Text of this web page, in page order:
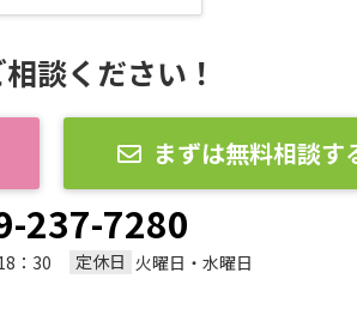
談ください！
まずは無料相談す
237-7280
：30 定休日 火曜日・水曜日